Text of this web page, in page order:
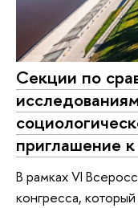
Секции по
приглашение
В рамках VI
конгресса,